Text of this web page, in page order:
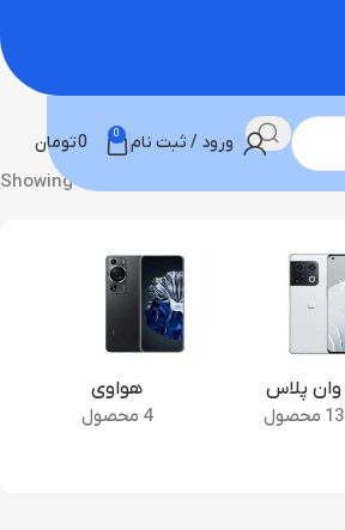
ورود / ثبت نام 0
0تومان
Showing all 9 results
وان پلاس
13 محصول
هواوی
4 محصول